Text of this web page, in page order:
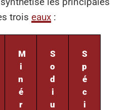
trois eaux :
M
i
n
é
r
S
o
d
i
u
S
p
é
c
i